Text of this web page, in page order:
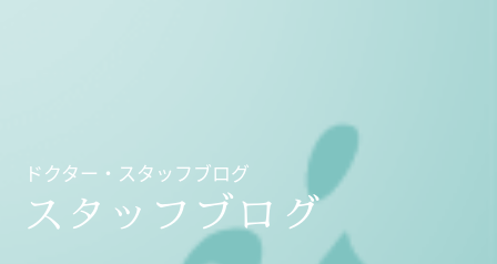
ドクター・スタッフブログ
スタッフブログ